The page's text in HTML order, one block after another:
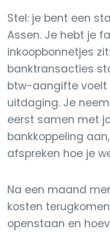
Stel: je bent een
Assen. Je hebt je
inkoopbonnetjes
banktransacties
btw-aangifte voelt
uitdaging. Je
eerst samen met
bankkoppeling
afspreken hoe je
Na een maand
kosten
openstaan en